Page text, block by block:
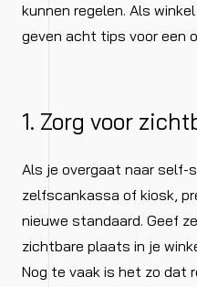
kunnen regelen. Als
geven acht tips voor een
1. Zorg voor
Als je overgaat naar self-
zelfscankassa of kiosk,
nieuwe standaard. Geef
zichtbare plaats in je
Nog te vaak is het zo dat